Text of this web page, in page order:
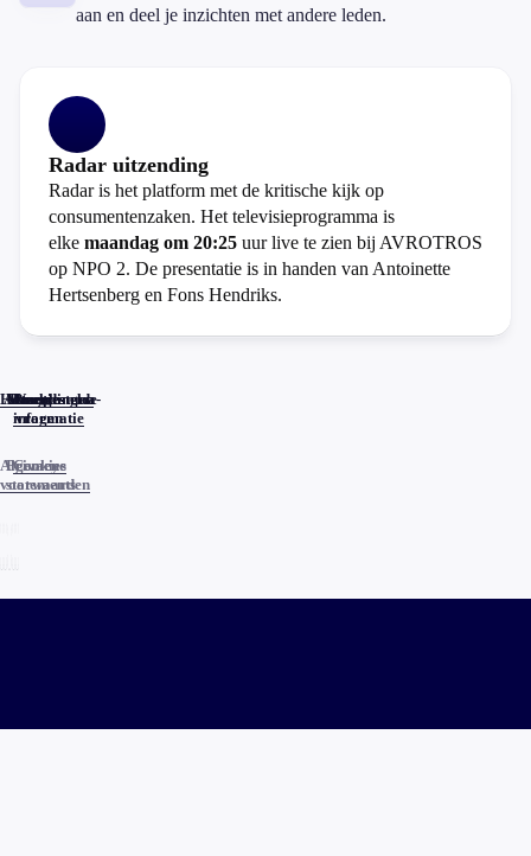
aan en deel je inzichten met andere leden.
Radar uitzending
Radar is het platform met de kritische kijk op
consumentenzaken. Het televisieprogramma is
elke maandag om 20:25 uur live te zien bij AVROTROS
op NPO 2. De presentatie is in handen van Antoinette
Hertsenberg en Fons Hendriks.
Home
Actueel
Uitzendingen
Reacties
Programma-
informatie
Veelgestelde
vragen
Algemene
voorwaarden
Privacy
statements
Cookies